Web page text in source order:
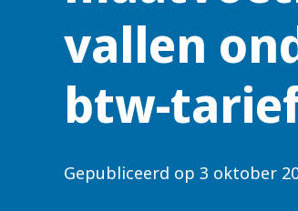
vallen
btw-
Gepubliceerd op 3 oktober